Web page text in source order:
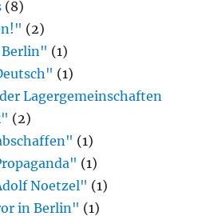
(8)
(2)
Berlin" (1)
(1)
Lagergemeinschaften
(2)
(1)
(1)
Noetzel" (1)
in Berlin" (1)